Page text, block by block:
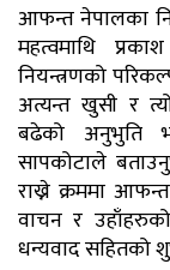
आफन्त नेपालका
महत्वमाथि
नियन्त्रणको
अत्यन्त खुसी र
बढेको अनुभुति
सापकोटाले
राख्ने क्रममा
वाचन र
धन्यवाद सहितको